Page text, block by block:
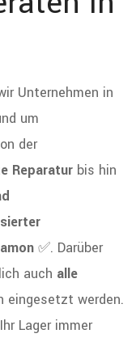
Unternehmen in
um
der
Reparatur bis hin
✅. Darüber
auch alle
eingesetzt werden.
Lager immer